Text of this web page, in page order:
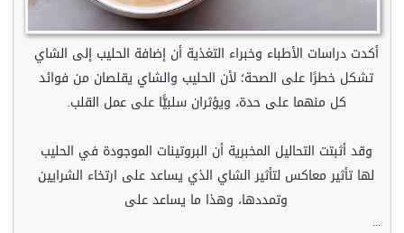
أكدت دراسات الأطباء وخبراء التغذية أن إضافة الحليب إلى الشاي
تشكل خطرًا على الصحة؛ لأن الحليب والشاي يقلصان من فوائد
كل منهما على حدة، ويؤثران سلبيًّا على عمل القلب.
وقد أثبتت التحاليل المخبرية أن البروتينات الموجودة في الحليب
لها تأثير معاكس لتأثير الشاي الذي يساعد على ارتخاء الشرايين
وتمددها، وهذا ما يساعد على
...